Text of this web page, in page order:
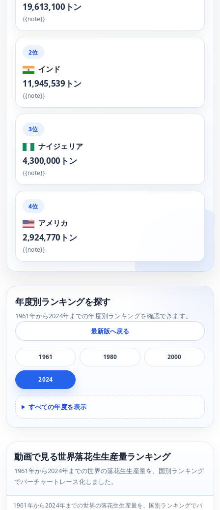
19,613,100トン
{{note}}
2位
インド
11,945,539トン
{{note}}
3位
ナイジェリア
4,300,000トン
{{note}}
4位
アメリカ
2,924,770トン
{{note}}
年度別ランキングを探す
1961年から2024年までの年度別ランキングを確認できます。
最新版へ戻る
1961 1980 2000
2024
すべての年度を表示
動画で見る世界落花生生産量ランキング
1961年から2024年までの世界の落花生生産量を、国別ランキング
でバーチャートレース化しました。
1961年から2024年までの世界の落花生生産量を、国別ランキングでバ